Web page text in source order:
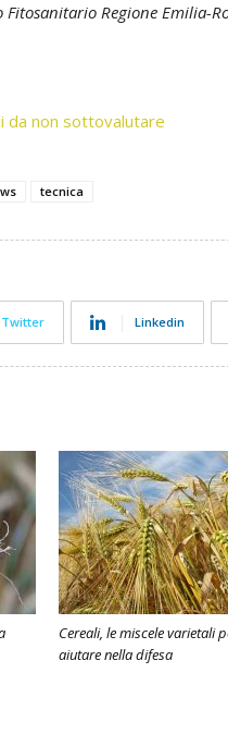
Regione Emilia-
da non sottovalutare
tecnica
Twitter Linkedin
Cereali, le miscele varietali
aiutare nella difesa